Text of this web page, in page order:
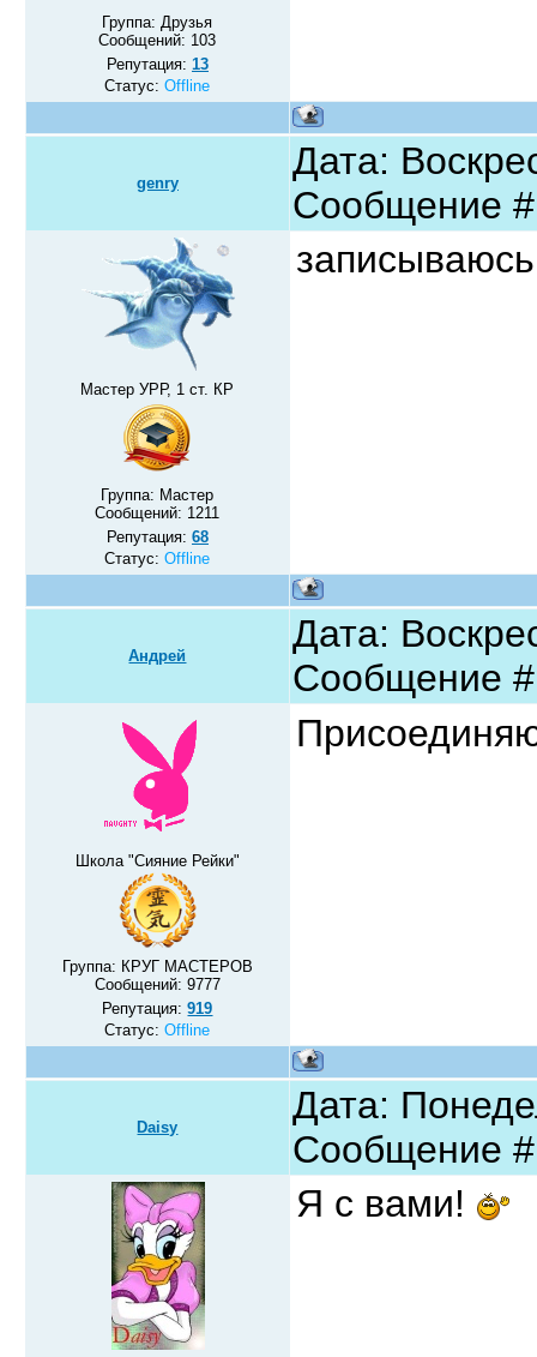
Группа: Друзья
Сообщений: 103
Репутация: 13
Статус:Offline
genry
Дата:
Сообщение
Мастер УРР, 1 ст. КР
Группа: Мастер
Сообщений: 1211
Репутация: 68
Статус:Offline
Андрей
Дата:
Сообщение
Школа "Сияние Рейки"
Группа: КРУГ МАСТЕРОВ
Сообщений: 9777
Репутация:919
Статус:Offline
Daisy
Дата:
Сообщение
Я с вами!